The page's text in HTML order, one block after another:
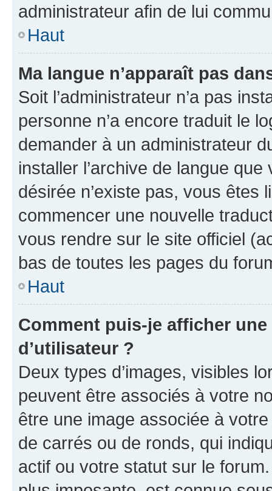
administrateur afin de lui
Haut
Ma langue n’apparaît pas
Soit l’administrateur n’a pas
personne n’a encore traduit le
demander à un administrateur
installer l’archive de langue
désirée n’existe pas, vous êtes
commencer une nouvelle
vous rendre sur le site officiel
bas de toutes les pages du
Haut
Comment puis-je afficher
d’utilisateur ?
Deux types d’images, visibles
peuvent être associés à votre
être une image associée à
de carrés ou de ronds, qui
actif ou votre statut sur le